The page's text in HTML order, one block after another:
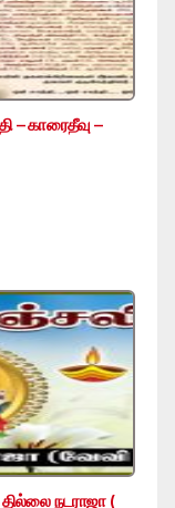
– காரைதீவு –
நடராஜா (